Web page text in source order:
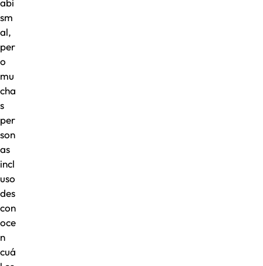
abi
sm
al,
per
o
mu
cha
s
per
son
as
incl
uso
des
con
oce
n
cuá